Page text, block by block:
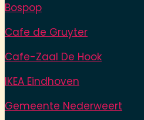
Bospop
Cafe de Gruyter
Cafe-Zaal De Hook
IKEA Eindhoven
Gemeente Nederweert